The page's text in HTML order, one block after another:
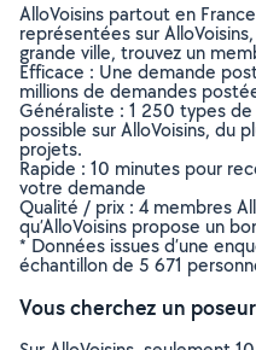
AlloVoisins partout en
représentées sur
grande ville, trouvez un
Efficace : Une demande
millions de demandes
Généraliste : 1 250 types
possible sur AlloVoisins, du
projets.
Rapide : 10 minutes pour
votre demande
Qualité / prix : 4 membres
qu’AlloVoisins propose un
* Données issues d’une
échantillon de 5 671
Vous cherchez un